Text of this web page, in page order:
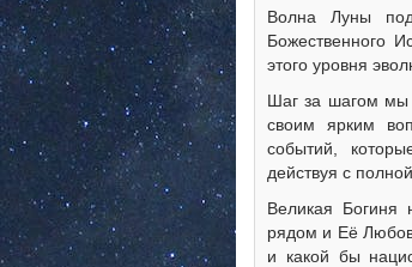
Волна Луны
Божественного
этого уровня
Шаг за шагом мы
своим ярким
событий,
действуя с
Великая Богиня
рядом и Её
и какой бы